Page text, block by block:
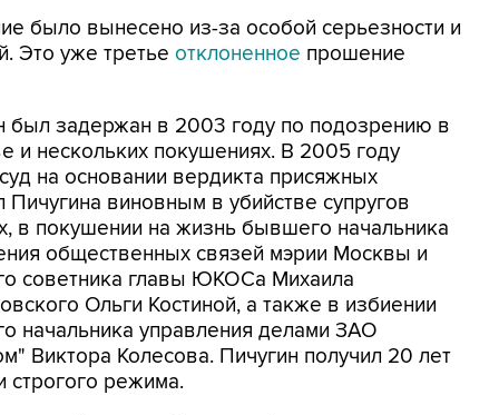
было вынесено из-за особой серьезности и
Это уже третье отклоненное прошение
был задержан в 2003 году по подозрению в
и нескольких покушениях. В 2005 году
на основании вердикта присяжных
Пичугина виновным в убийстве супругов
в покушении на жизнь бывшего начальника
общественных связей мэрии Москвы и
советника главы ЮКОСа Михаила
Ольги Костиной, а также в избиении
начальника управления делами ЗАО
Виктора Колесова. Пичугин получил 20 лет
строгого режима.